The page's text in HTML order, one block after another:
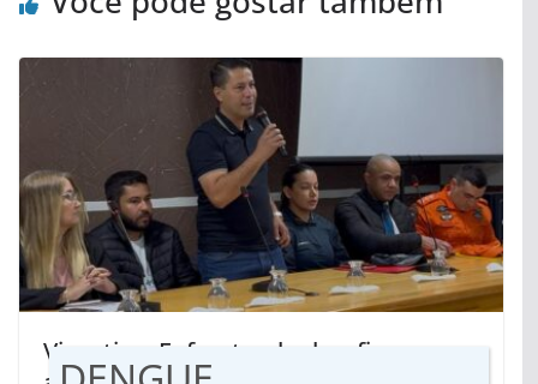
Vicentina: Enfrentando desafios,